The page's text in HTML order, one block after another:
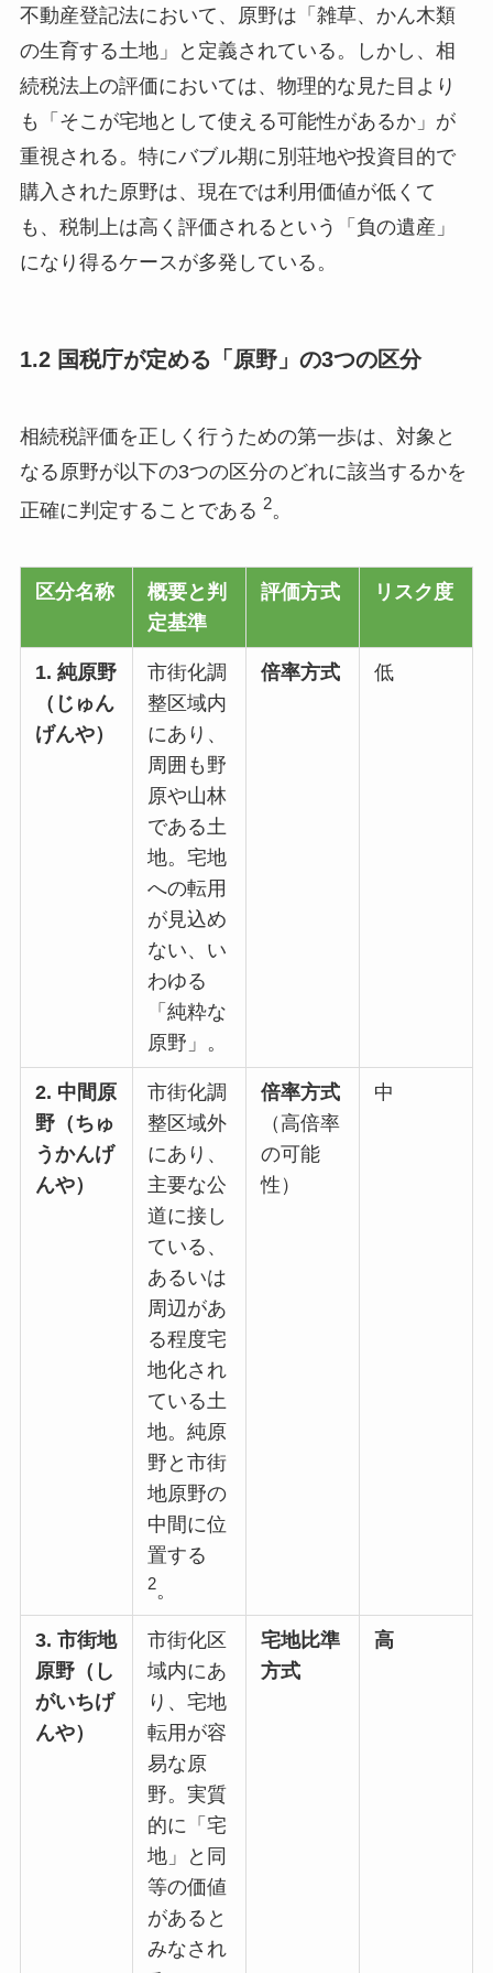
不動産登記法において、原野は「雑草、かん木類
の生育する土地」と定義されている。しかし、相
続税法上の評価においては、物理的な見た目より
も「そこが宅地として使える可能性があるか」が
重視される。特にバブル期に別荘地や投資目的で
購入された原野は、現在では利用価値が低くて
も、税制上は高く評価されるという「負の遺産」
になり得るケースが多発している。
1.2 国税庁が定める「原野」の3つの区分
相続税評価を正しく行うための第一歩は、対象と
なる原野が以下の3つの区分のどれに該当するかを
正確に判定することである 2。
区分名称
概要と判
定基準
評価方式 リスク度
1. 純原野
（じゅん
げんや）
市街化調
整区域内
にあり、
周囲も野
原や山林
である土
地。宅地
への転用
が見込め
ない、い
わゆる
「純粋な
原野」。
倍率方式 低
2. 中間原
野（ちゅ
うかんげ
んや）
市街化調
整区域外
にあり、
主要な公
道に接し
ている、
あるいは
周辺があ
る程度宅
地化され
ている土
地。純原
野と市街
地原野の
中間に位
置する
2。
倍率方式
（高倍率
の可能
性）
中
3. 市街地
原野（し
がいちげ
んや）
市街化区
域内にあ
り、宅地
転用が容
易な原
野。実質
的に「宅
地」と同
等の価値
があると
みなされ
宅地比準
方式
高